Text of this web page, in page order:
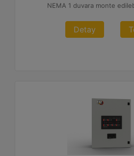
NEMA 1 duvara monte
Detay